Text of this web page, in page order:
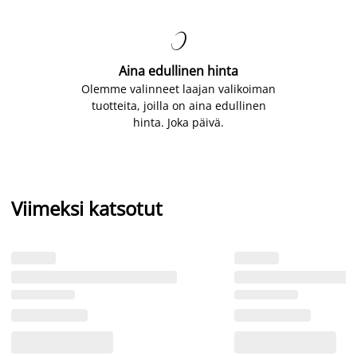

Aina edullinen hinta
Olemme valinneet laajan valikoiman
tuotteita, joilla on aina edullinen
hinta. Joka päivä.
Viimeksi katsotut